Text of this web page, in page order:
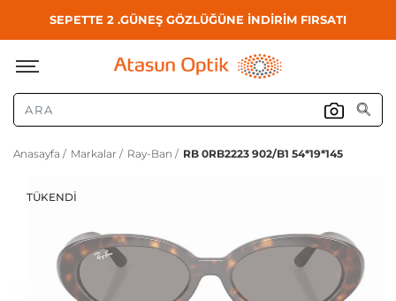
SEPETTE 2 .GÜNEŞ GÖZLÜĞÜNE İNDİRİM FIRSATI
Anasayfa / Markalar / Ray-Ban / RB 0RB2223 902/B1 54*19*145
TÜKENDI